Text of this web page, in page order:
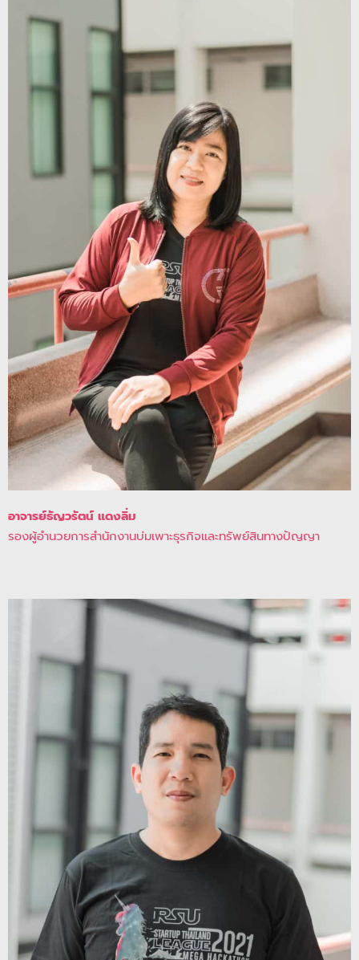
อาจารย์ธัญวรัตน์ แดงลิ่ม
รองผู้อำนวยการสำนักงานบ่มเพาะธุรกิจและทรัพย์สินทางปัญญา